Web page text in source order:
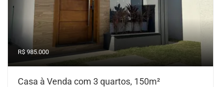
R$ 985.000
Casa à Venda com 3 quartos, 150m²